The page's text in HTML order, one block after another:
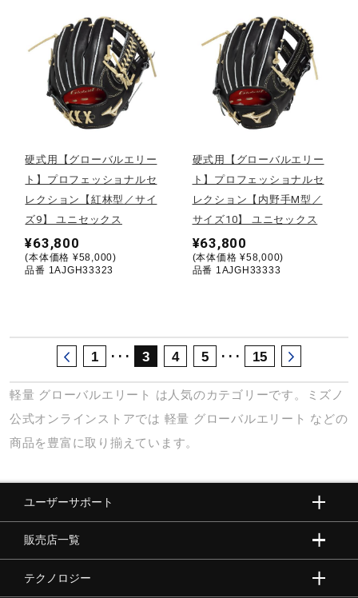
硬式用【グローバルエリー
ト】プロフェッショナルセ
レクション【紅林型／サイ
ズ9】 ユニセックス
¥63,800
(本体価格 ¥58,000)
品番 1AJGH33323
硬式用【グローバルエリー
ト】プロフェッショナルセ
レクション【内野手M型／
サイズ10】 ユニセックス
¥63,800
(本体価格 ¥58,000)
品番 1AJGH33333
1 ･･･ 3 4 5 ･･･ 15
軽量 グローバルエリート
は人気のカテゴリーです。ミズノ
公式オンラインストアでは 軽量 グローバルエリート などの
商品を豊富に取り揃えています。
ユーザーサポート
販売店一覧
テクノロジー